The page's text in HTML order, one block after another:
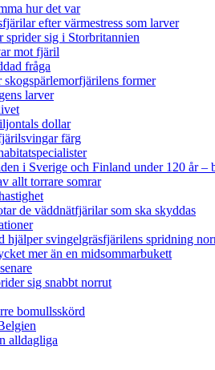
hur det var
efter värmestress som larver
sprider sig i Storbritannien
mot fjäril
fråga
former
larver
dollar
färg
i Sverige och Finland under 120 år–
allt torrare somrar
de väddnätfjärilar som ska skyddas
hjälper svingelgräsfjärilens spridning
mer än en midsommarbukett
sig snabbt norrut
bomullsskörd
alldagliga